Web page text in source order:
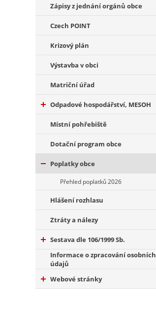
Zápisy z jednání orgánů obce
Czech POINT
Krizový plán
Výstavba v obci
Matriční úřad
Odpadové hospodářství, MESOH
Místní pohřebiště
Dotační program obce
Poplatky obce
Přehled poplatků 2026
Hlášení rozhlasu
Ztráty a nálezy
Sestava dle 106/1999 Sb.
Informace o zpracování osobních
údajů
Webové stránky